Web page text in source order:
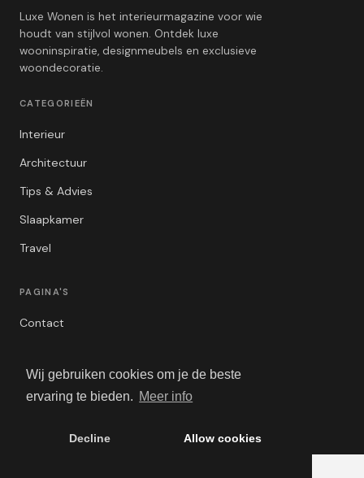
Wij gebruiken cookies om je de beste
ervaring te bieden. Meer info
Decline Allow cookies
Luxe Wonen is het interieurmagazine voor wie
houdt van stijlvol wonen. Ontdek luxe
wooninspiratie, designmeubels en exclusieve
woondecoratie.
CATEGORIEËN
Interieur
Architectuur
Tips & Advies
Slaapkamer
Travel
PAGINA'S
Contact
Algemene Voorwaarden
Adverteren